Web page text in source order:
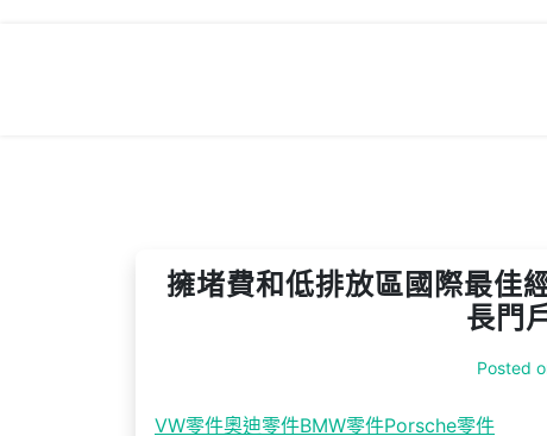
擁堵費和低排放區國際最佳
長門
Posted
VW零件奧迪零件BMW零件Porsche零件